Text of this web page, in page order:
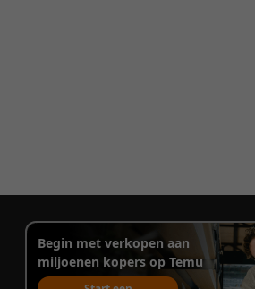
Begin met verkopen aan
miljoenen kopers op Temu